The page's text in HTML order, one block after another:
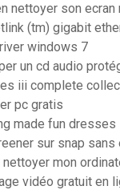
nettoyer son ecran
(tm) gigabit
windows 7
un cd audio
iii complete
pc gratis
made fun dresses
sur snap sans
mon
vidéo gratuit en